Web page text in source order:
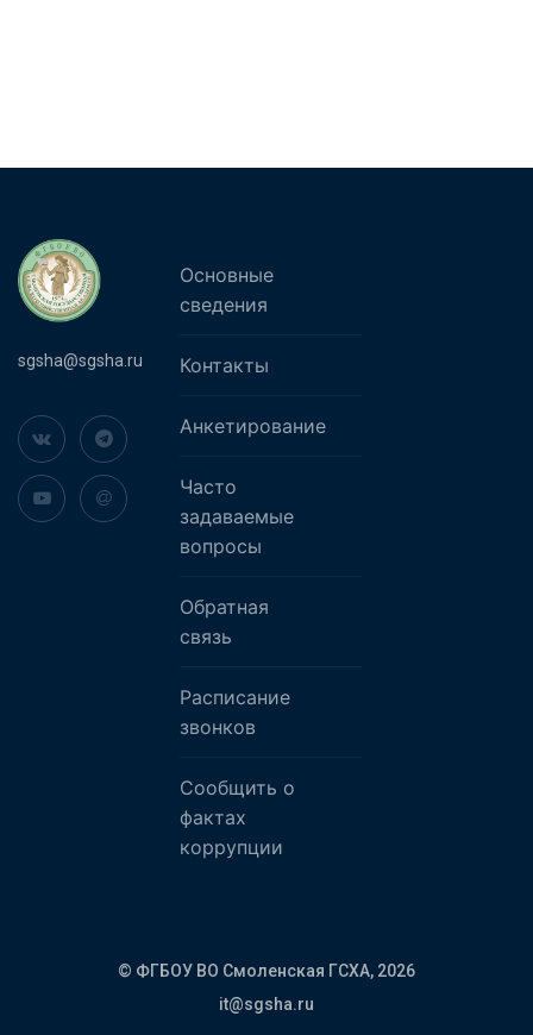
sgsha@sgsha.ru
Основные
сведения
Контакты
Анкетирование
Часто
задаваемые
вопросы
Обратная
связь
Расписание
звонков
Сообщить о
фактах
коррупции
© ФГБОУ ВО Смоленская ГСХА, 2026
it@sgsha.ru